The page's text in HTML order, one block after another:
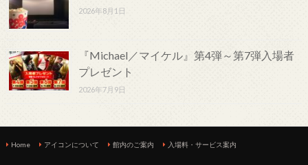
2026年8月1日
『Michael／マイケル』第4弾～第7弾入場者
プレゼント
2026年7月9日
Home アイコンについて 館内のご案内 入場料・サービス案内